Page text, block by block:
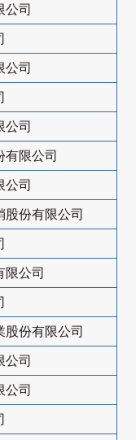
公司
公司
公司
有限公司
公司
股份有限公司
限公司
股份有限公司
公司
公司